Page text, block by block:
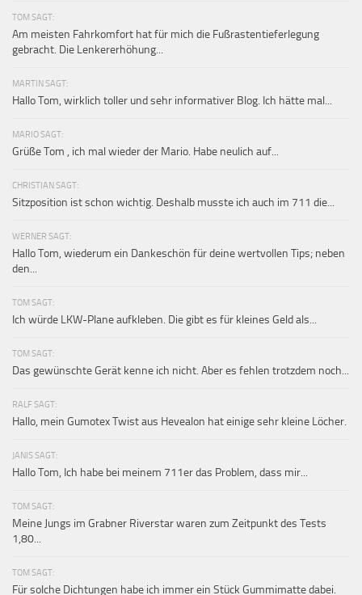
TOM SAGT:
Am meisten Fahrkomfort hat für mich die Fußrastentieferlegung
gebracht. Die Lenkererhöhung...
MARTIN SAGT:
Hallo Tom, wirklich toller und sehr informativer Blog. Ich hätte mal...
MARIO SAGT:
Grüße Tom , ich mal wieder der Mario. Habe neulich auf...
CHRISTIAN SAGT:
Sitzposition ist schon wichtig. Deshalb musste ich auch im 711 die...
WERNER SAGT:
Hallo Tom, wiederum ein Dankeschön für deine wertvollen Tips; neben
den...
TOM SAGT:
Ich würde LKW-Plane aufkleben. Die gibt es für kleines Geld als...
TOM SAGT:
Das gewünschte Gerät kenne ich nicht. Aber es fehlen trotzdem noch...
RALF SAGT:
Hallo, mein Gumotex Twist aus Hevealon hat einige sehr kleine Löcher.
JANIS SAGT:
Hallo Tom, Ich habe bei meinem 711er das Problem, dass mir...
TOM SAGT:
Meine Jungs im Grabner Riverstar waren zum Zeitpunkt des Tests
1,80...
TOM SAGT:
Für solche Dichtungen habe ich immer ein Stück Gummimatte dabei.